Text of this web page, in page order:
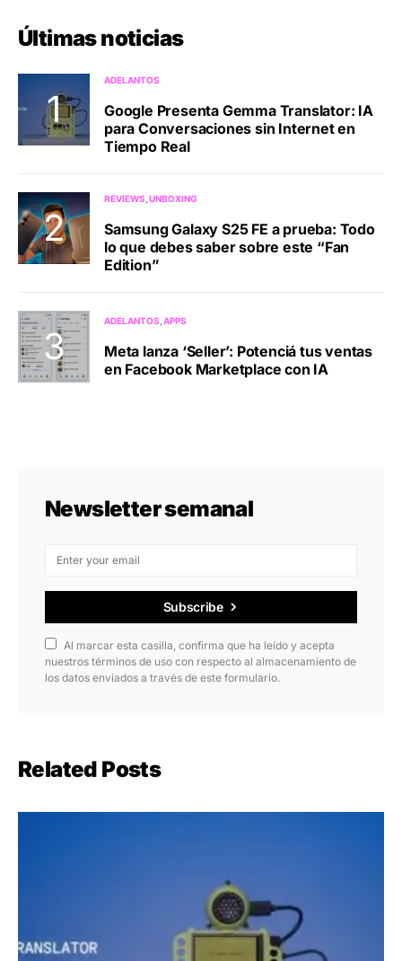
Últimas noticias
ADELANTOS
Google Presenta Gemma Translator: IA
para Conversaciones sin Internet en
Tiempo Real
REVIEWS UNBOXING
Samsung Galaxy S25 FE a prueba: Todo
lo que debes saber sobre este “Fan
Edition”
ADELANTOS APPS
Meta lanza ‘Seller’: Potenciá tus ventas
en Facebook Marketplace con IA
Newsletter semanal
Subscribe
Al marcar esta casilla, confirma que ha leído y acepta
nuestros términos de uso con respecto al almacenamiento de
los datos enviados a través de este formulario.
Related Posts